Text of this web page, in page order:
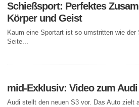
Schießsport: Perfektes
Körper und Geist
Kaum eine Sportart ist so umstritten wie
Seite...
mid-Exklusiv: Video zum Audi
Audi stellt den neuen S3 vor. Das Auto zielt